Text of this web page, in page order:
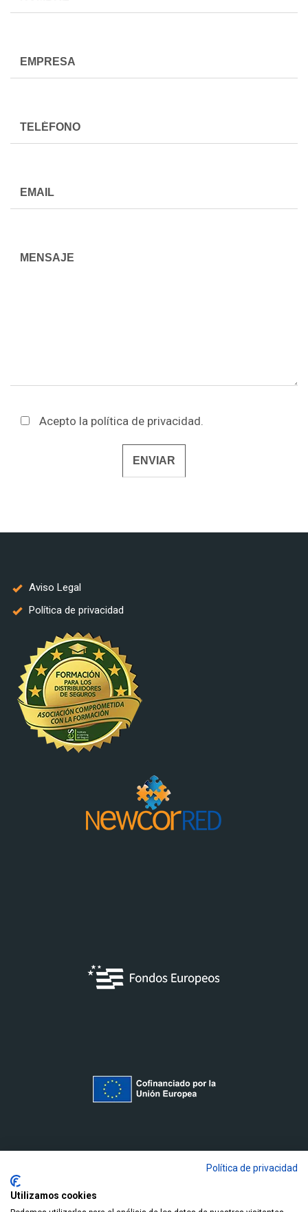
Acepto la política de privacidad.
Aviso Legal
Política de privacidad
Política de privacidad
Utilizamos cookies